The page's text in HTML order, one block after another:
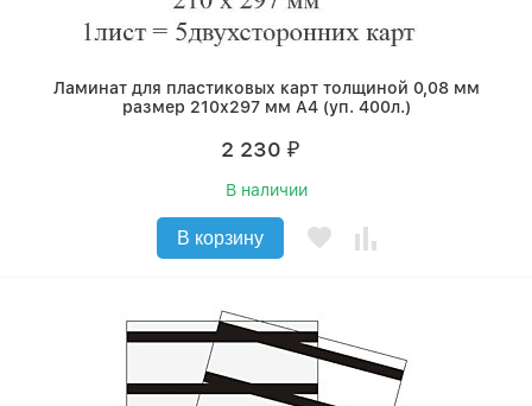
Ламинат для пластиковых карт толщиной 0,08 мм
размер 210х297 мм А4 (уп. 400л.)
2 230 ₽
В наличии
В корзину